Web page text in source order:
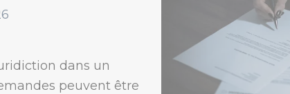
dans un
peuvent être